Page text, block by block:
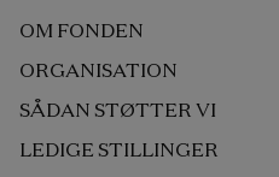
OM FONDEN
ORGANISATION
SÅDAN STØTTER VI
LEDIGE STILLINGER